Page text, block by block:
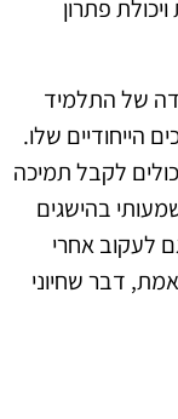
פתרון
של התלמיד
הייחודיים שלו.
לקבל תמיכה
בהישגים
לעקוב אחרי
דבר שחיוני